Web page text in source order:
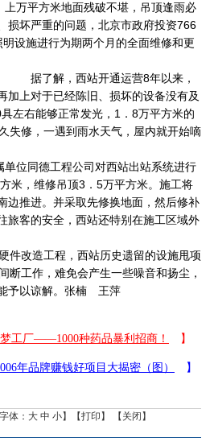
平方米地面残破不堪，吊顶逢雨必
损坏严重的问题，北京市政府投资766
设施进行为期两个月的全面维修和更
据了解，西站开通运营8年以来，
加上对于已经陈旧、损坏的设备没有及
左右能够正常发光，1．8万平方米的
失修，一遇到雨水天气，屋内就开始嘀
位同德工程公司对西站出站系统进行
米，维修吊顶3．5万平方米。施工将
边推进。并采取先修换地面，然后修补
旅客的安全，西站还特别在施工区域外
改造工程，西站历史遗留的设施甩项
断工作，难免会产生一些噪音和扬尘，
予以谅解。张楠 王萍
体： 大 中 小】【打印 】 【 关闭 】